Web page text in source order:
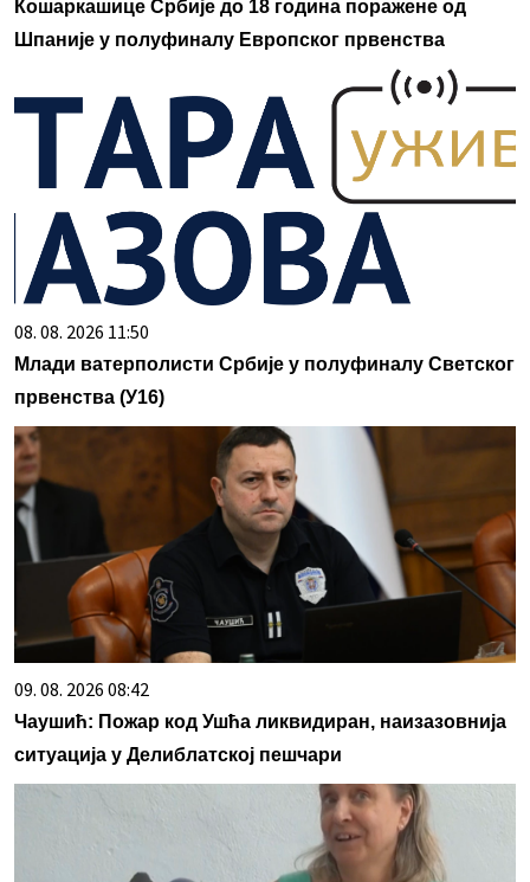
Кошаркашице Србије до 18 година поражене од
Шпаније у полуфиналу Европског првенства
08. 08. 2026 11:50
Млади ватерполисти Србије у полуфиналу Светског
првенства (У16)
09. 08. 2026 08:42
Чаушић: Пожар код Ушћа ликвидиран, наизазовнија
ситуација у Делиблатској пешчари